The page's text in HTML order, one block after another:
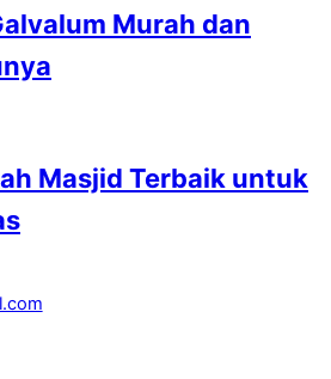
Murah dan
Masjid Terbaik untuk